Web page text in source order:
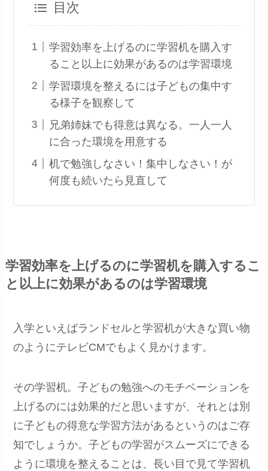
目次
学習効率を上げるのに学習机を購入す
ること以上に効果があるのは学習環境
学習環境を整えるには子どもの集中す
る様子を観察して
兄弟姉妹でも得意は異なる。一人一人
に合った環境を用意する
机で勉強しなさい！集中しなさい！が
何度も続いたら見直して
学習効率を上げるのに学習机を購入するこ
と以上に効果があるのは学習環境
入学といえばランドセルと学習机が大きな買い物
のようにテレビCMでもよく見かけます。
その学習机。子どもの勉強へのモチベーションを
上げるのには効果的だと思いますが、それとは別
に子どもの得意な学習方法があるというのはご存
知でしょうか。子どもの学習がスムーズにできる
ように環境を整えることは、長い目で見て学習机